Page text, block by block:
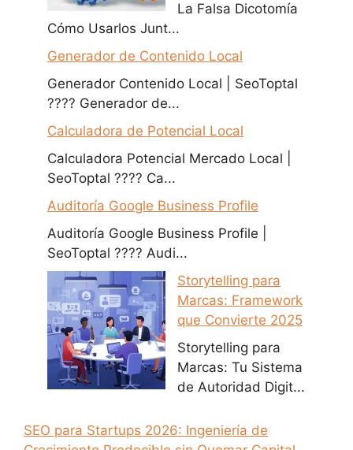
La Falsa Dicotomía
Cómo Usarlos Junt...
Generador de Contenido Local
Generador Contenido Local | SeoToptal
???? Generador de...
Calculadora de Potencial Local
Calculadora Potencial Mercado Local |
SeoToptal ???? Ca...
Auditoría Google Business Profile
Auditoría Google Business Profile |
SeoToptal ???? Audi...
Storytelling para
Marcas: Framework
que Convierte 2025
Storytelling para
Marcas: Tu Sistema
de Autoridad Digit...
SEO para Startups 2026: Ingeniería de